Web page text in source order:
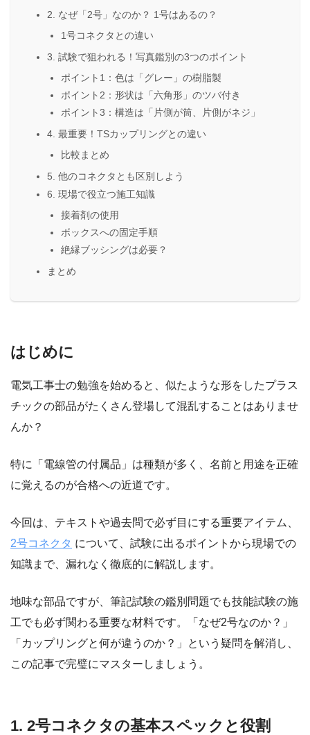
2. なぜ「2号」なのか？ 1号はあるの？
1号コネクタとの違い
3. 試験で狙われる！写真鑑別の3つのポイント
ポイント1：色は「グレー」の樹脂製
ポイント2：形状は「六角形」のツバ付き
ポイント3：構造は「片側が筒、片側がネジ」
4. 最重要！TSカップリングとの違い
比較まとめ
5. 他のコネクタとも区別しよう
6. 現場で役立つ施工知識
接着剤の使用
ボックスへの固定手順
絶縁ブッシングは必要？
まとめ
はじめに
電気工事士の勉強を始めると、似たような形をしたプラス
チックの部品がたくさん登場して混乱することはありませ
んか？
特に「電線管の付属品」は種類が多く、名前と用途を正確
に覚えるのが合格への近道です。
今回は、テキストや過去問で必ず目にする重要アイテム、
2号コネクタ について、試験に出るポイントから現場での
知識まで、漏れなく徹底的に解説します。
地味な部品ですが、筆記試験の鑑別問題でも技能試験の施
工でも必ず関わる重要な材料です。「なぜ2号なのか？」
「カップリングと何が違うのか？」という疑問を解消し、
この記事で完璧にマスターしましょう。
1. 2号コネクタの基本スペックと役割